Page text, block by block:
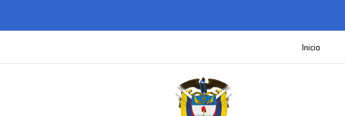
Inicio